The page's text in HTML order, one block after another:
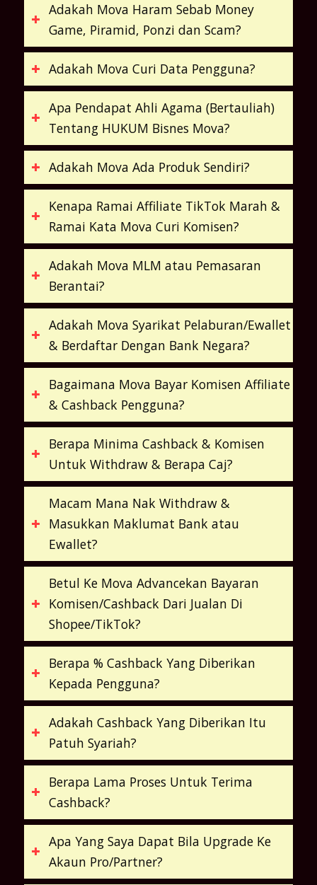
Adakah Mova Haram Sebab Money
Game, Piramid, Ponzi dan Scam?
Adakah Mova Curi Data Pengguna?
Apa Pendapat Ahli Agama (Bertauliah)
Tentang HUKUM Bisnes Mova?
Adakah Mova Ada Produk Sendiri?
Kenapa Ramai Affiliate TikTok Marah &
Ramai Kata Mova Curi Komisen?
Adakah Mova MLM atau Pemasaran
Berantai?
Adakah Mova Syarikat Pelaburan/Ewallet
& Berdaftar Dengan Bank Negara?
Bagaimana Mova Bayar Komisen Affiliate
& Cashback Pengguna?
Berapa Minima Cashback & Komisen
Untuk Withdraw & Berapa Caj?
Macam Mana Nak Withdraw &
Masukkan Maklumat Bank atau
Ewallet?
Betul Ke Mova Advancekan Bayaran
Komisen/Cashback Dari Jualan Di
Shopee/TikTok?
Berapa % Cashback Yang Diberikan
Kepada Pengguna?
Adakah Cashback Yang Diberikan Itu
Patuh Syariah?
Berapa Lama Proses Untuk Terima
Cashback?
Apa Yang Saya Dapat Bila Upgrade Ke
Akaun Pro/Partner?